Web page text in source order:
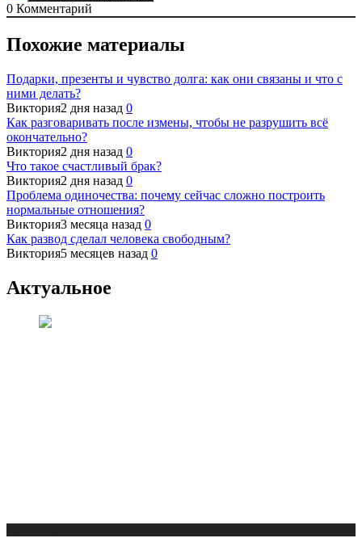
0 Комментарий
Похожие материалы
Подарки, презенты и чувство долга: как они связаны и что с
ними делать?
Виктория2 дня назад 0
Как разговаривать после измены, чтобы не разрушить всё
окончательно?
Виктория2 дня назад 0
Что такое счастливый брак?
Виктория2 дня назад 0
Проблема одиночества: почему сейчас сложно построить
нормальные отношения?
Виктория3 месяца назад 0
Как развод сделал человека свободным?
Виктория5 месяцев назад 0
Актуальное